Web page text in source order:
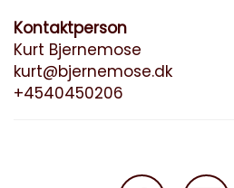
Kontaktperson
Kurt Bjernemose
kurt@bjernemose.dk
+4540450206